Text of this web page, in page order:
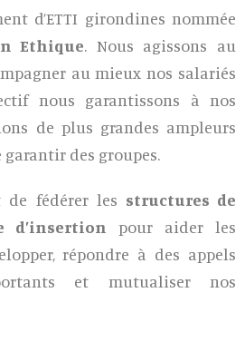
d’ETTI girondines nommée
Ethique. Nous agissons au
au mieux nos salariés
nous garantissons à nos
de plus grandes ampleurs
des groupes.
de fédérer les structures de
d’insertion pour aider les
répondre à des appels
et mutualiser nos